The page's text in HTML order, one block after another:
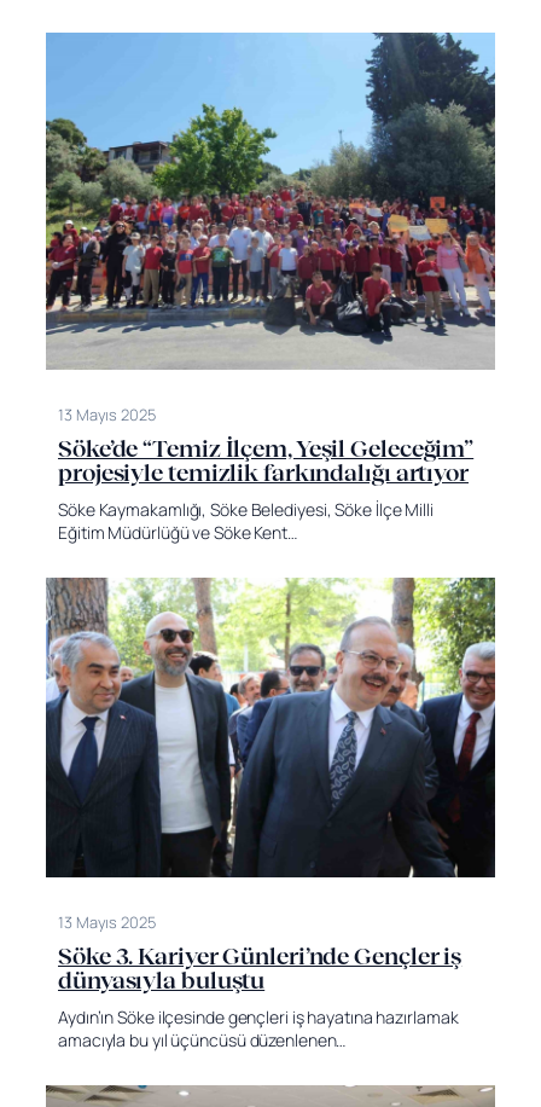
13 Mayıs 2025
Söke’de “Temiz İlçem, Yeşil Geleceğim”
projesiyle temizlik farkındalığı artıyor
Söke Kaymakamlığı, Söke Belediyesi, Söke İlçe Milli
Eğitim Müdürlüğü ve Söke Kent…
13 Mayıs 2025
Söke 3. Kariyer Günleri’nde Gençler iş
dünyasıyla buluştu
Aydın’ın Söke ilçesinde gençleri iş hayatına hazırlamak
amacıyla bu yıl üçüncüsü düzenlenen…